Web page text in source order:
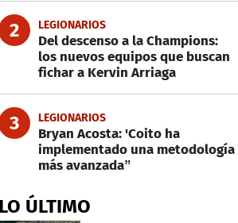
2 LEGIONARIOS
Del descenso a la Champions:
los nuevos equipos que buscan
fichar a Kervin Arriaga
3 LEGIONARIOS
Bryan Acosta: 'Coito ha
implementado una metodología
más avanzada”
LO ÚLTIMO